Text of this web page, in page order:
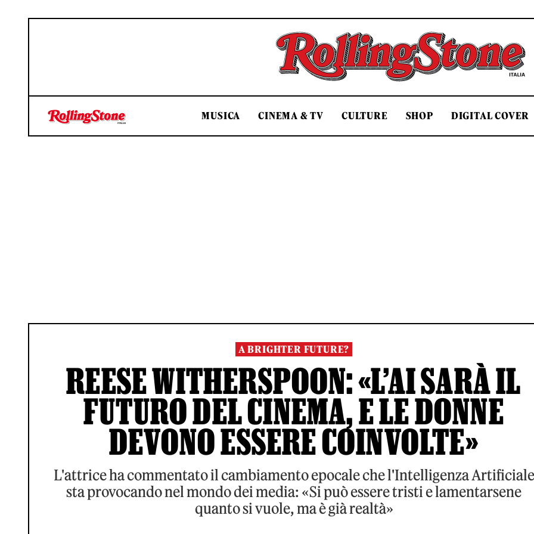
Rolling Stone Italia
MUSICA CINEMA & TV CULTURE SHOP DIGITAL COVER
A BRIGHTER FUTURE?
REESE WITHERSPOON: «L’AI SARÀ IL
FUTURO DEL CINEMA, E LE DONNE
DEVONO ESSERE COINVOLTE»
L'attrice ha commentato il cambiamento epocale che l'Intelligenza Artificiale
sta provocando nel mondo dei media: «Si può essere tristi e lamentarsene
quanto si vuole, ma è già realtà»